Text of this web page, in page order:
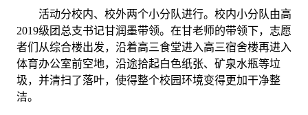
活动分校内、校外两个小分队进行。校内小分队由高
2019级团总支书记甘润墨带领。在甘老师的带领下， 志愿
者们从综合楼出发， 沿着高三食堂进入高三宿舍楼再进入
体育办公室前空地， 沿途拾起白色纸张、 矿泉水瓶等垃
圾， 并清扫了落叶，使得整个校园环境变得更加干净整
洁。